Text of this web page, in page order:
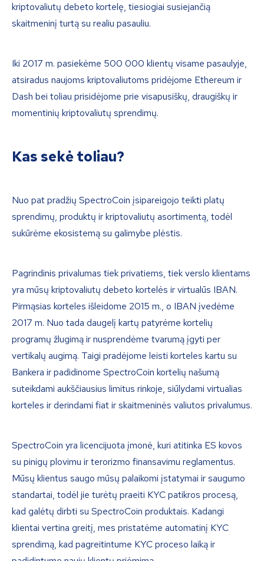
kriptovaliutų debeto kortelę, tiesiogiai susiejančią
skaitmeninį turtą su realiu pasauliu.
Iki 2017 m. pasiekėme 500 000 klientų visame pasaulyje,
atsiradus naujoms kriptovaliutoms pridėjome Ethereum ir
Dash bei toliau prisidėjome prie visapusiškų, draugiškų ir
momentinių kriptovaliutų sprendimų.
Kas sekė toliau?
Nuo pat pradžių SpectroCoin įsipareigojo teikti platų
sprendimų, produktų ir kriptovaliutų asortimentą, todėl
sukūrėme ekosistemą su galimybe plėstis.
Pagrindinis privalumas tiek privatiems, tiek verslo klientams
yra mūsų kriptovaliutų debeto kortelės ir virtualūs IBAN.
Pirmąsias korteles išleidome 2015 m., o IBAN įvedėme
2017 m. Nuo tada daugelį kartų patyrėme kortelių
programų žlugimą ir nusprendėme tvarumą įgyti per
vertikalų augimą. Taigi pradėjome leisti korteles kartu su
Bankera ir padidinome SpectroCoin kortelių našumą
suteikdami aukščiausius limitus rinkoje, siūlydami virtualias
korteles ir derindami fiat ir skaitmeninės valiutos privalumus.
SpectroCoin yra licencijuota įmonė, kuri atitinka ES kovos
su pinigų plovimu ir terorizmo finansavimu reglamentus.
Mūsų klientus saugo mūsų palaikomi įstatymai ir saugumo
standartai, todėl jie turėtų praeiti KYC patikros procesą,
kad galėtų dirbti su SpectroCoin produktais. Kadangi
klientai vertina greitį, mes pristatėme automatinį KYC
sprendimą, kad pagreitintume KYC proceso laiką ir